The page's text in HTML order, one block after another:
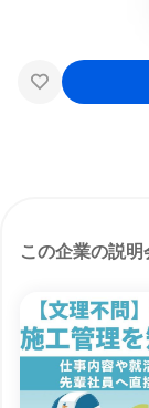
この企業の説明